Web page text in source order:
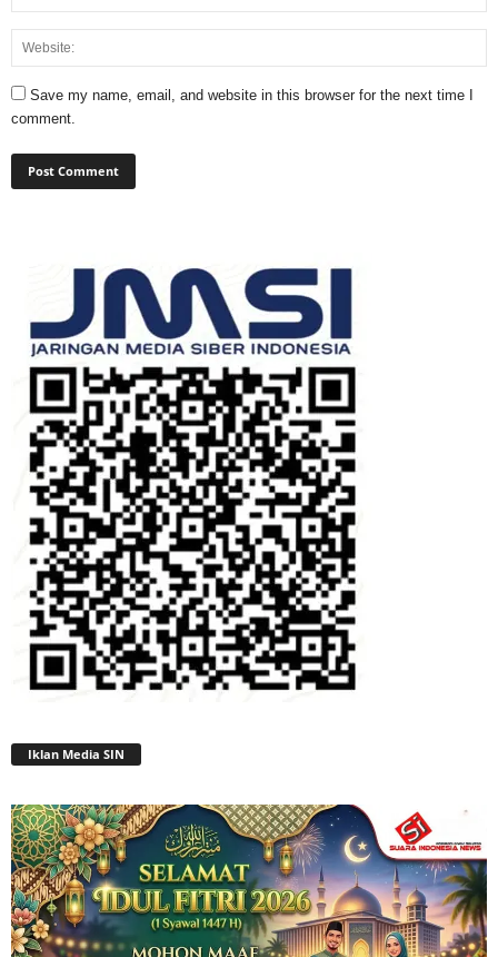
Save my name, email, and website in this browser for the next time I
comment.
Iklan Media SIN